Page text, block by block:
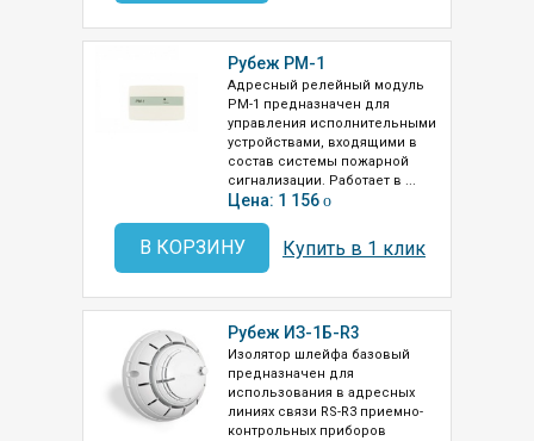
Рубеж РМ-1
Адресный релейный модуль
РМ-1 предназначен для
управления исполнительными
устройствами, входящими в
состав системы пожарной
сигнализации. Работает в ...
Цена: 1 156 o
В КОРЗИНУ Купить в 1 клик
Рубеж ИЗ-1Б-R3
Изолятор шлейфа базовый
предназначен для
использования в адресных
линиях связи RS-R3 приемно-
контрольных приборов